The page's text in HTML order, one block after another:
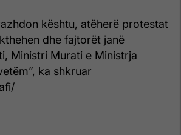
kështu, atëherë protestat
dhe fajtorët janë
Ministri Murati e Ministrja
ka shkruar